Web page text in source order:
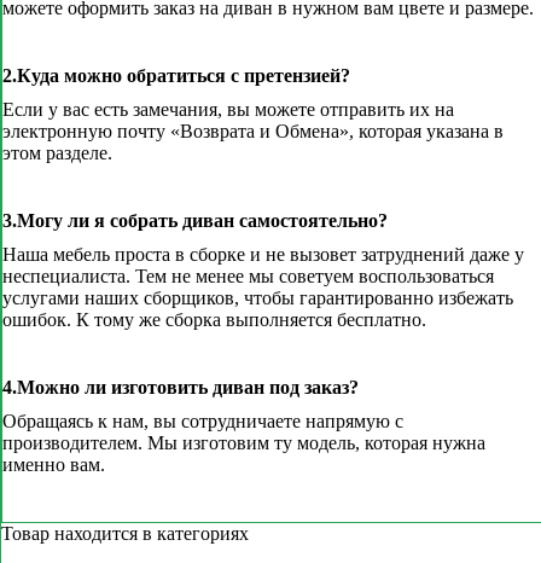
можете оформить заказ на диван в нужном вам цвете и размере.
2.Куда можно обратиться с претензией?
Если у вас есть замечания, вы можете отправить их на
электронную почту «Возврата и Обмена», которая указана в
этом разделе.
3.Могу ли я собрать диван самостоятельно?
Наша мебель проста в сборке и не вызовет затруднений даже у
неспециалиста. Тем не менее мы советуем воспользоваться
услугами наших сборщиков, чтобы гарантированно избежать
ошибок. К тому же сборка выполняется бесплатно.
4.Можно ли изготовить диван под заказ?
Обращаясь к нам, вы сотрудничаете напрямую с
производителем. Мы изготовим ту модель, которая нужна
именно вам.
Товар находится в категориях